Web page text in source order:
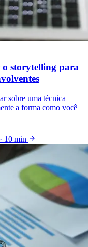
storytelling para
sobre uma técnica
a forma como você
· 10 min